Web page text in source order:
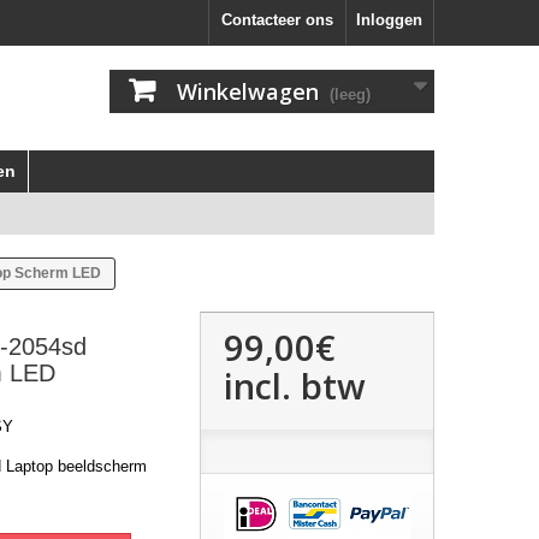
Inloggen
Contacteer ons
Winkelwagen (leeg)
Scherm LED
LED
beeldscherm
99,00€
incl. btw